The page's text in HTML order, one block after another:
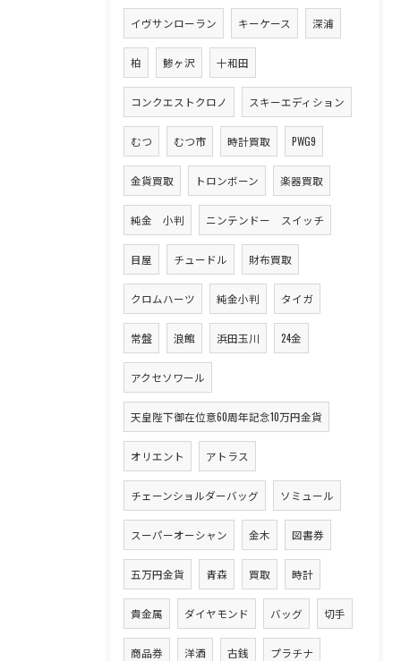
イヴサンローラン キーケース 深浦
柏 鯵ヶ沢 十和田
コンクエストクロノ スキーエディション
むつ むつ市 時計買取 PWG9
金貨買取 トロンボーン 楽器買取
純金 小判 ニンテンドー スイッチ
目屋 チュードル 財布買取
クロムハーツ 純金小判 タイガ
常盤 浪館 浜田玉川 24金
アクセソワール
天皇陛下御在位意60周年記念10万円金貨
オリエント アトラス
チェーンショルダーバッグ ソミュール
スーパーオーシャン 金木 図書券
五万円金貨 青森 買取 時計
貴金属 ダイヤモンド バッグ 切手
商品券 洋酒 古銭 プラチナ